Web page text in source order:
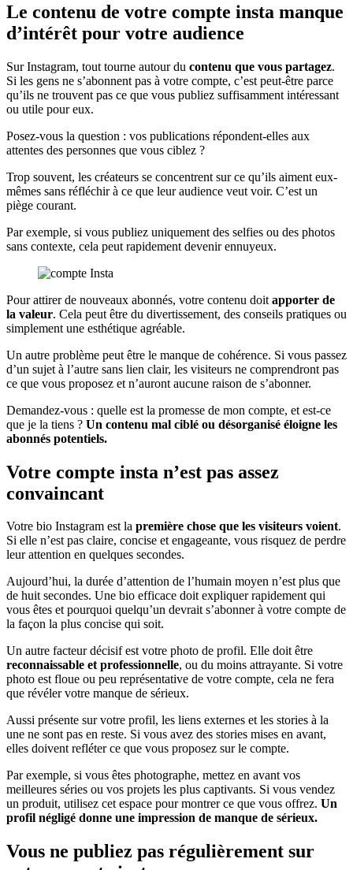
Le contenu de votre compte insta manque
d’intérêt pour votre audience
Sur Instagram, tout tourne autour du contenu que vous partagez.
Si les gens ne s’abonnent pas à votre compte, c’est peut-être parce
qu’ils ne trouvent pas ce que vous publiez suffisamment intéressant
ou utile pour eux.
Posez-vous la question : vos publications répondent-elles aux
attentes des personnes que vous ciblez ?
Trop souvent, les créateurs se concentrent sur ce qu’ils aiment eux-
mêmes sans réfléchir à ce que leur audience veut voir. C’est un
piège courant.
Par exemple, si vous publiez uniquement des selfies ou des photos
sans contexte, cela peut rapidement devenir ennuyeux.
Pour attirer de nouveaux abonnés, votre contenu doit apporter de
la valeur. Cela peut être du divertissement, des conseils pratiques ou
simplement une esthétique agréable.
Un autre problème peut être le manque de cohérence. Si vous passez
d’un sujet à l’autre sans lien clair, les visiteurs ne comprendront pas
ce que vous proposez et n’auront aucune raison de s’abonner.
Demandez-vous : quelle est la promesse de mon compte, et est-ce
que je la tiens ? Un contenu mal ciblé ou désorganisé éloigne les
abonnés potentiels.
Votre compte insta n’est pas assez
convaincant
Votre bio Instagram est la première chose que les visiteurs voient.
Si elle n’est pas claire, concise et engageante, vous risquez de perdre
leur attention en quelques secondes.
Aujourd’hui, la durée d’attention de l’humain moyen n’est plus que
de huit secondes. Une bio efficace doit expliquer rapidement qui
vous êtes et pourquoi quelqu’un devrait s’abonner à votre compte de
la façon la plus concise qui soit.
Un autre facteur décisif est votre photo de profil. Elle doit être
reconnaissable et professionnelle, ou du moins attrayante. Si votre
photo est floue ou peu représentative de votre compte, cela ne fera
que révéler votre manque de sérieux.
Aussi présente sur votre profil, les liens externes et les stories à la
une ne sont pas en reste. Si vous avez des stories mises en avant,
elles doivent refléter ce que vous proposez sur le compte.
Par exemple, si vous êtes photographe, mettez en avant vos
meilleures séries ou vos projets les plus captivants. Si vous vendez
un produit, utilisez cet espace pour montrer ce que vous offrez. Un
profil négligé donne une impression de manque de sérieux.
Vous ne publiez pas régulièrement sur